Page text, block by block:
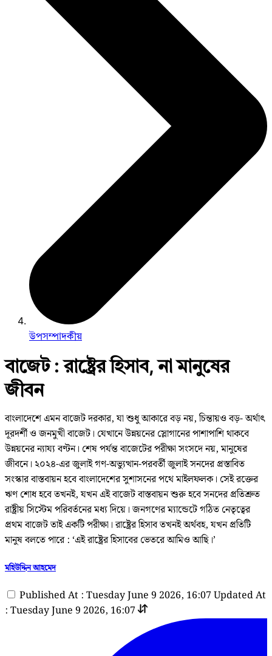
উপসম্পাদকীয়
বাজেট : রাষ্ট্রের হিসাব, না মানুষের
জীবন
বাংলাদেশে এমন বাজেট দরকার, যা শুধু আকারে বড় নয়, চিন্তায়ও বড়- অর্থাৎ
দূরদর্শী ও জনমুখী বাজেট। যেখানে উন্নয়নের স্লোগানের পাশাপাশি থাকবে
উন্নয়নের ন্যায্য বণ্টন। শেষ পর্যন্ত বাজেটের পরীক্ষা সংসদে নয়, মানুষের
জীবনে। ২০২৪-এর জুলাই গণ-অভ্যুত্থান-পরবর্তী জুলাই সনদের প্রস্তাবিত
সংস্কার বাস্তবায়ন হবে বাংলাদেশের সুশাসনের পথে মাইলফলক। সেই রক্তের
ঋণ শোধ হবে তখনই, যখন এই বাজেট বাস্তবায়ন শুরু হবে সনদের প্রতিশ্রুত
রাষ্ট্রীয় সিস্টেম পরিবর্তনের মধ্য দিয়ে। জনগণের ম্যান্ডেটে গঠিত নেতৃত্বের
প্রথম বাজেট তাই একটি পরীক্ষা। রাষ্ট্রের হিসাব তখনই অর্থবহ, যখন প্রতিটি
মানুষ বলতে পারে : ‘এই রাষ্ট্রের হিসাবের ভেতরে আমিও আছি।’
মহিউদ্দিন আহমেদ
Published At : Tuesday June 9 2026, 16:07 Updated At
: Tuesday June 9 2026, 16:07